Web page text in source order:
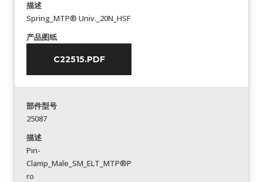
描述
Spring_MTP® Univ._20N_HSF
产品图纸
C22515.PDF
部件型号
25087
描述
Pin-
Clamp_Male_SM_ELT_MTP®P
ro